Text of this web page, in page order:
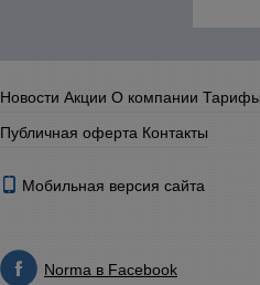
Новости Акции О компании Тарифы
Публичная оферта Контакты
Мобильная версия сайта
Norma в Facebook